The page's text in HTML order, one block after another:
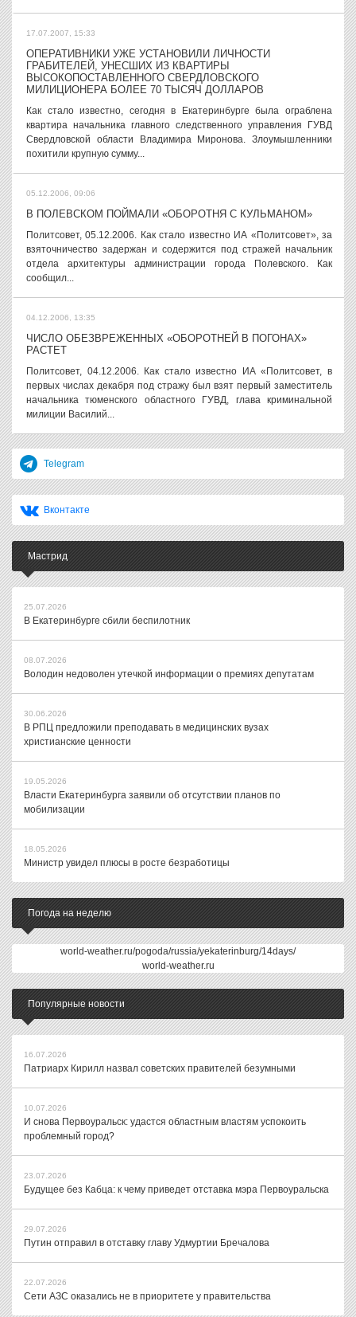
17.07.2007, 15:33
ОПЕРАТИВНИКИ УЖЕ УСТАНОВИЛИ ЛИЧНОСТИ
ГРАБИТЕЛЕЙ, УНЕСШИХ ИЗ КВАРТИРЫ
ВЫСОКОПОСТАВЛЕННОГО СВЕРДЛОВСКОГО
МИЛИЦИОНЕРА БОЛЕЕ 70 ТЫСЯЧ ДОЛЛАРОВ
Как стало известно, сегодня в Екатеринбурге была ограблена
квартира начальника главного следственного управления ГУВД
Свердловской области Владимира Миронова. Злоумышленники
похитили крупную сумму...
05.12.2006, 09:06
В ПОЛЕВСКОМ ПОЙМАЛИ «ОБОРОТНЯ С КУЛЬМАНОМ»
Политсовет, 05.12.2006. Как стало известно ИА «Политсовет», за
взяточничество задержан и содержится под стражей начальник
отдела архитектуры администрации города Полевского. Как
сообщил...
04.12.2006, 13:35
ЧИСЛО ОБЕЗВРЕЖЕННЫХ «ОБОРОТНЕЙ В ПОГОНАХ»
РАСТЕТ
Политсовет, 04.12.2006. Как стало известно ИА «Политсовет, в
первых числах декабря под стражу был взят первый заместитель
начальника тюменского областного ГУВД, глава криминальной
милиции Василий...
Telegram
Вконтакте
Мастрид
25.07.2026
В Екатеринбурге сбили беспилотник
08.07.2026
Володин недоволен утечкой информации о премиях депутатам
30.06.2026
В РПЦ предложили преподавать в медицинских вузах
христианские ценности
19.05.2026
Власти Екатеринбурга заявили об отсутствии планов по
мобилизации
18.05.2026
Министр увидел плюсы в росте безработицы
Погода на неделю
world-weather.ru/pogoda/russia/yekaterinburg/14days/
world-weather.ru
Популярные новости
16.07.2026
Патриарх Кирилл назвал советских правителей безумными
10.07.2026
И снова Первоуральск: удастся областным властям успокоить
проблемный город?
23.07.2026
Будущее без Кабца: к чему приведет отставка мэра Первоуральска
29.07.2026
Путин отправил в отставку главу Удмуртии Бречалова
22.07.2026
Сети АЗС оказались не в приоритете у правительства